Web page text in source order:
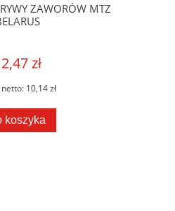
ZAWORÓW MTZ
zł
10,14 zł
koszyka